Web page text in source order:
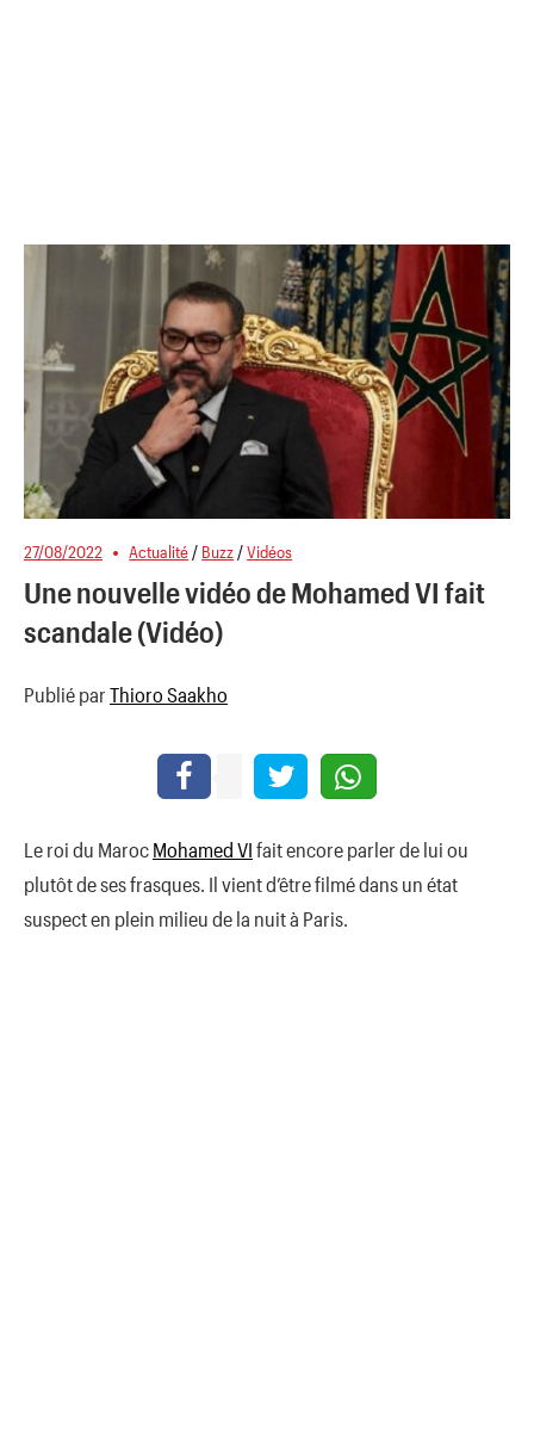
27/08/2022 Actualité / Buzz /Vidéos
Une nouvelle vidéo de Mohamed VI fait
scandale (Vidéo)
Publié par Thioro Saakho
Le roi du Maroc Mohamed VI fait encore parler de lui ou
plutôt de ses frasques. Il vient d’être filmé dans un état
suspect en plein milieu de la nuit à Paris.